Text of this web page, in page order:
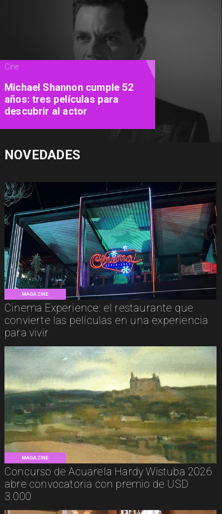
MAGAZINE
Cinema Experience: el restaurante que
convierte las películas en una experiencia
para vivir
MAGAZINE
Concurso de Acuarela Hardy Wistuba 2026
abre convocatoria con premio de USD
3.000
Teatro
del Teatro Municipal de Las
Condes promete conquistar
con los grandes éxitos pop de
NOVEDADES